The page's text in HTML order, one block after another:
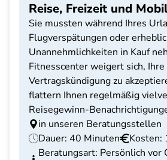
Reise, Freizeit und
Sie mussten während Ihres
Flugverspätungen oder
Unannehmlichkeiten in Kauf
Fitnesscenter weigert sich, Ihre
Vertragskündigung zu
flattern Ihnen regelmäßig
Reisegewinn-
in unseren Beratungsstellen
Dauer: 40 Minuten
Kosten:
Beratungsart: Persönlich vor